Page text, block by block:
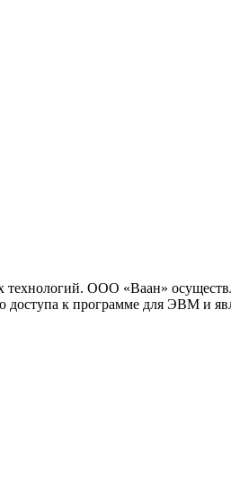
ООО «Ваан»
доступа к программе для ЭВМ и